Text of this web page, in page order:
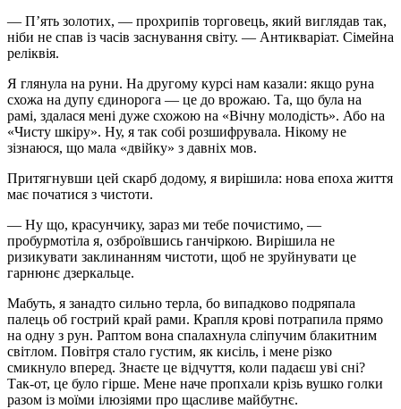
— П’ять золотих, — прохрипів торговець, який виглядав так,
ніби не спав із часів заснування світу. — Антикваріат. Сімейна
реліквія.
Я глянула на руни. На другому курсі нам казали: якщо руна
схожа на дупу єдинорога — це до врожаю. Та, що була на
рамі, здалася мені дуже схожою на «Вічну молодість». Або на
«Чисту шкіру». Ну, я так собі розшифрувала. Нікому не
зізнаюся, що мала «двійку» з давніх мов.
Притягнувши цей скарб додому, я вирішила: нова епоха життя
має початися з чистоти.
— Ну що, красунчику, зараз ми тебе почистимо, —
пробурмотіла я, озброївшись ганчіркою. Вирішила не
ризикувати заклинанням чистоти, щоб не зруйнувати це
гарнюнє дзеркальце.
Мабуть, я занадто сильно терла, бо випадково подряпала
палець об гострий край рами. Крапля крові потрапила прямо
на одну з рун. Раптом вона спалахнула сліпучим блакитним
світлом. Повітря стало густим, як кисіль, і мене різко
смикнуло вперед. Знаєте це відчуття, коли падаєш уві сні?
Так-от, це було гірше. Мене наче пропхали крізь вушко голки
разом із моїми ілюзіями про щасливе майбутнє.